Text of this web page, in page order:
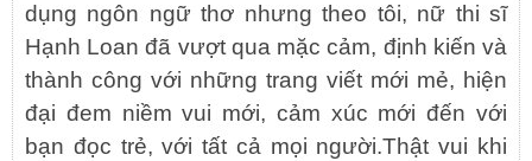
dụng ngôn ngữ thơ nhưng theo tôi, nữ thi sĩ
Hạnh Loan đã vượt qua mặc cảm, định kiến và
thành công với những trang viết mới mẻ, hiện
đại đem niềm vui mới, cảm xúc mới đến với
bạn đọc trẻ, với tất cả mọi người.Thật vui khi